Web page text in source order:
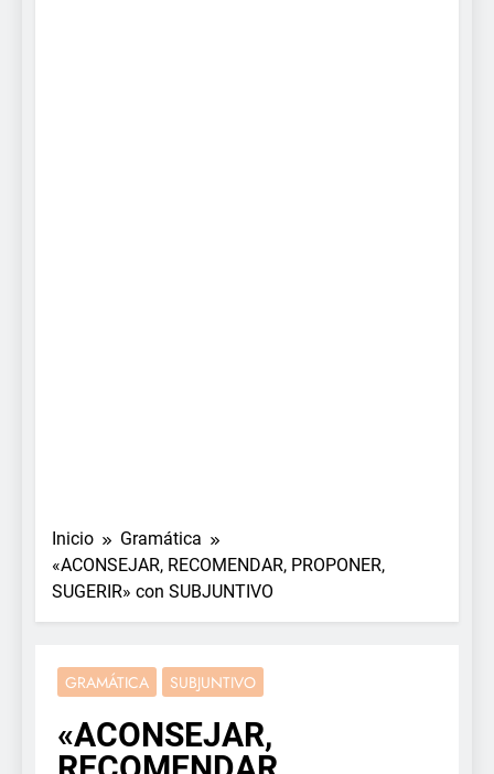
Inicio
Gramática
«ACONSEJAR, RECOMENDAR, PROPONER,
SUGERIR» con SUBJUNTIVO
GRAMÁTICA SUBJUNTIVO
«ACONSEJAR,